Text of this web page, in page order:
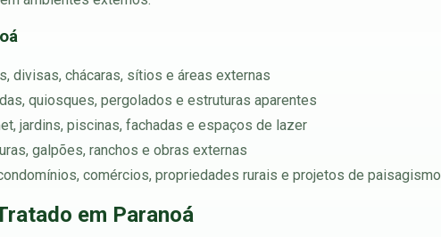
divisas, chácaras, sítios e áreas externas
quiosques, pergolados e estruturas aparentes
jardins, piscinas, fachadas e espaços de lazer
galpões, ranchos e obras externas
comércios, propriedades rurais e projetos de paisagismo
em Paranoá